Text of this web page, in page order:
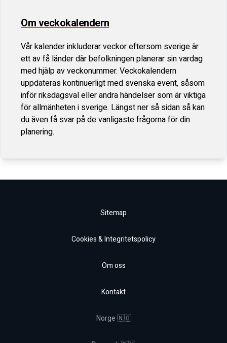
Om veckokalendern
Vår kalender inkluderar veckor eftersom sverige är
ett av få länder där befolkningen planerar sin vardag
med hjälp av veckonummer. Veckokalendern
uppdateras kontinuerligt med svenska event, såsom
inför riksdagsval eller andra händelser som är viktiga
för allmänheten i sverige. Längst ner så sidan så kan
du även få svar på de vanligaste frågorna för din
planering.
Sitemap
Cookies & Integritetspolicy
Om oss
Kontakt
Norge 🇳🇴